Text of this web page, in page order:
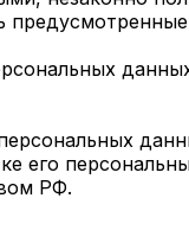
его
РФ.